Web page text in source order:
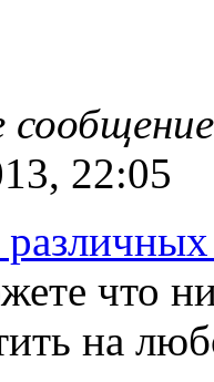
сообщение
22:05
что
на